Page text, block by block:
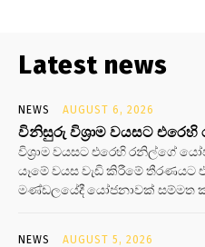
Latest news
NEWS AUGUST 6, 2026
විනිසුරු විශ්‍රාම වයසට
විශ්‍රාම වයසට එරෙහි රනිල්ගේ
යෑමේ වයස වැඩි කිරීමේ තීරණයට
මණ්ඩලයේදී යෝජනාවක් සම්මත
NEWS AUGUST 5, 2026